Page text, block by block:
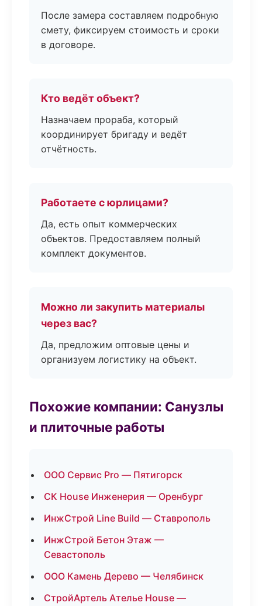
После замера составляем подробную
смету, фиксируем стоимость и сроки
в договоре.
Кто ведёт объект?
Назначаем прораба, который
координирует бригаду и ведёт
отчётность.
Работаете с юрлицами?
Да, есть опыт коммерческих
объектов. Предоставляем полный
комплект документов.
Можно ли закупить материалы
через вас?
Да, предложим оптовые цены и
организуем логистику на объект.
Похожие компании: Санузлы
и плиточные работы
ООО Сервис Pro — Пятигорск
СК House Инженерия — Оренбург
ИнжСтрой Line Build — Ставрополь
ИнжСтрой Бетон Этаж —
Севастополь
ООО Камень Дерево — Челябинск
СтройАртель Ателье House —